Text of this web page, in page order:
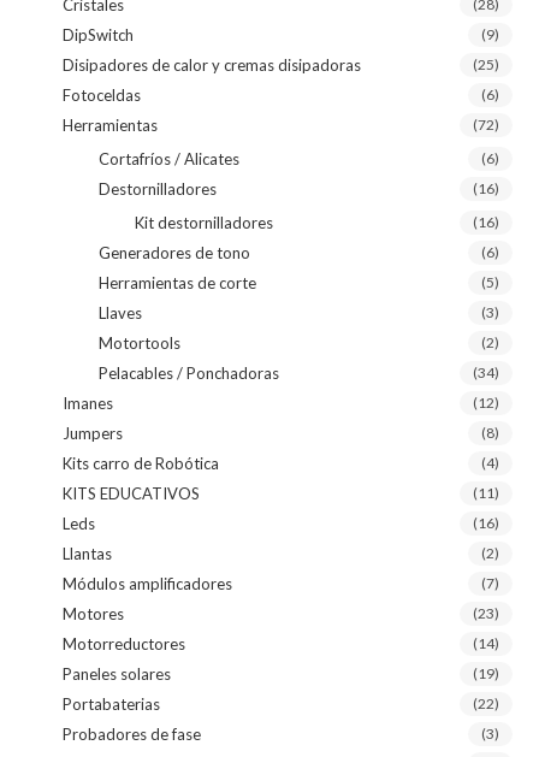
Cristales (28)
DipSwitch (9)
Disipadores de calor y cremas disipadoras (25)
Fotoceldas (6)
Herramientas (72)
Cortafríos / Alicates (6)
Destornilladores (16)
Kit destornilladores (16)
Generadores de tono (6)
Herramientas de corte (5)
Llaves (3)
Motortools (2)
Pelacables / Ponchadoras (34)
Imanes (12)
Jumpers (8)
Kits carro de Robótica (4)
KITS EDUCATIVOS (11)
Leds (16)
Llantas (2)
Módulos amplificadores (7)
Motores (23)
Motorreductores (14)
Paneles solares (19)
Portabaterias (22)
Probadores de fase (3)